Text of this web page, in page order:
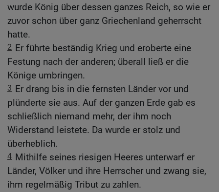
wurde König über dessen ganzes Reich, so wie er
zuvor schon über ganz Griechenland geherrscht
hatte.
2 Er führte beständig Krieg und eroberte eine
Festung nach der anderen; überall ließ er die
Könige umbringen.
3 Er drang bis in die fernsten Länder vor und
plünderte sie aus. Auf der ganzen Erde gab es
schließlich niemand mehr, der ihm noch
Widerstand leistete. Da wurde er stolz und
überheblich.
4 Mithilfe seines riesigen Heeres unterwarf er
Länder, Völker und ihre Herrscher und zwang sie,
ihm regelmäßig Tribut zu zahlen.